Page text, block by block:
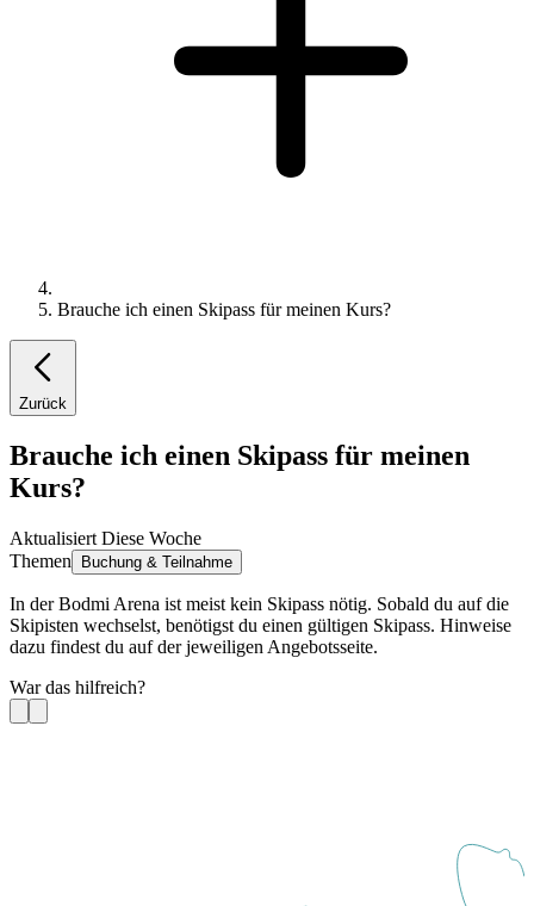
Brauche ich einen Skipass für meinen Kurs?
Zurück
Brauche ich einen Skipass für meinen
Kurs?
Aktualisiert Diese Woche
Themen
Buchung & Teilnahme
In der Bodmi Arena ist meist kein Skipass nötig. Sobald du auf die
Skipisten wechselst, benötigst du einen gültigen Skipass. Hinweise
dazu findest du auf der jeweiligen Angebotsseite.
War das hilfreich?